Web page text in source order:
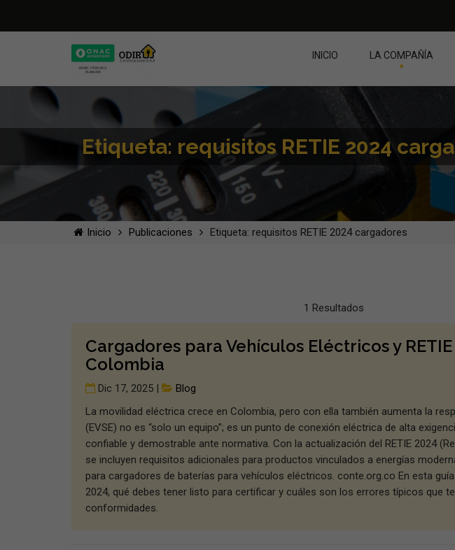
INICIO LA COMPAÑÍA
Etiqueta: requisitos RETIE 2024
Inicio Publicaciones Etiqueta: requisitos RETIE 2024 cargadores
1 Resultados
Cargadores para Vehículos Eléctricos y RETIE
Colombia
Dic 17, 2025 |
Blog
La movilidad eléctrica crece en Colombia, pero con ella también aumenta la
(EVSE) no es “solo un equipo”; es un punto de conexión eléctrica de alta
confiable y demostrable ante normativa. Con la actualización del RETIE 2024
se incluyen requisitos adicionales para productos vinculados a energías
para cargadores de baterías para vehículos eléctricos. conte.org.co En esta
2024, qué debes tener listo para certificar y cuáles son los errores típicos que
conformidades.